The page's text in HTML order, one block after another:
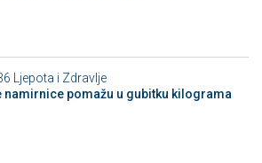
Ljepota i Zdravlje
namirnice pomažu u gubitku kilograma